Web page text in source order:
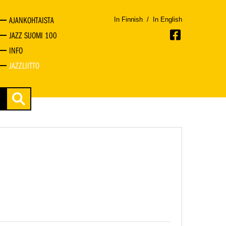
AJANKOHTAISTA
JAZZ SUOMI 100
INFO
JAZZLIITTO
In Finnish / In English